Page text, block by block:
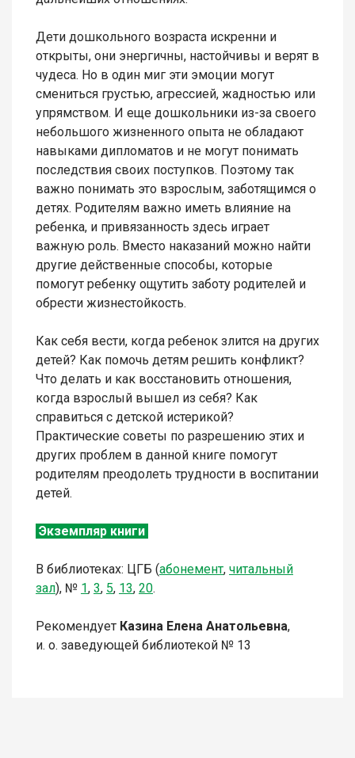
Дети дошкольного возраста искренни и
открыты, они энергичны, настойчивы и верят в
чудеса. Но в один миг эти эмоции могут
смениться грустью, агрессией, жадностью или
упрямством. И еще дошкольники из-за своего
небольшого жизненного опыта не обладают
навыками дипломатов и не могут понимать
последствия своих поступков. Поэтому так
важно понимать это взрослым, заботящимся о
детях. Родителям важно иметь влияние на
ребенка, и привязанность здесь играет
важную роль. Вместо наказаний можно найти
другие действенные способы, которые
помогут ребенку ощутить заботу родителей и
обрести жизнестойкость.
Как себя вести, когда ребенок злится на других
детей? Как помочь детям решить конфликт?
Что делать и как восстановить отношения,
когда взрослый вышел из себя? Как
справиться с детской истерикой?
Практические советы по разрешению этих и
других проблем в данной книге помогут
родителям преодолеть трудности в воспитании
детей.
Экземпляр книги
В библиотеках: ЦГБ (абонемент, читальный
зал), № 1, 3, 5, 13, 20.
Рекомендует Казина Елена Анатольевна,
и. о. заведующей библиотекой № 13